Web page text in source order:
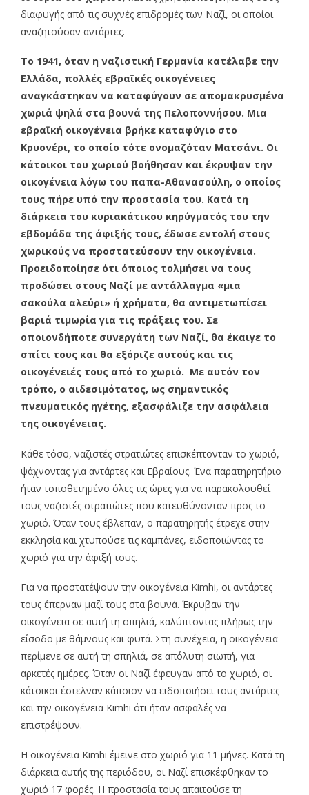
διαφυγής από τις συχνές επιδρομές των Ναζί, οι οποίοι
αναζητούσαν αντάρτες.
Το 1941, όταν η ναζιστική Γερμανία κατέλαβε την
Ελλάδα, πολλές εβραϊκές οικογένειες
αναγκάστηκαν να καταφύγουν σε απομακρυσμένα
χωριά ψηλά στα βουνά της Πελοποννήσου. Μια
εβραϊκή οικογένεια βρήκε καταφύγιο στο
Κρυονέρι, το οποίο τότε ονομαζόταν Ματσάνι. Οι
κάτοικοι του χωριού βοήθησαν και έκρυψαν την
οικογένεια λόγω του παπα-Αθανασούλη, ο οποίος
τους πήρε υπό την προστασία του. Κατά τη
διάρκεια του κυριακάτικου κηρύγματός του την
εβδομάδα της άφιξής τους, έδωσε εντολή στους
χωρικούς να προστατεύσουν την οικογένεια.
Προειδοποίησε ότι όποιος τολμήσει να τους
προδώσει στους Ναζί με αντάλλαγμα «μια
σακούλα αλεύρι» ή χρήματα, θα αντιμετωπίσει
βαριά τιμωρία για τις πράξεις του. Σε
οποιονδήποτε συνεργάτη των Ναζί, θα έκαιγε το
σπίτι τους και θα εξόριζε αυτούς και τις
οικογένειές τους από το χωριό. Με αυτόν τον
τρόπο, ο αιδεσιμότατος, ως σημαντικός
πνευματικός ηγέτης, εξασφάλιζε την ασφάλεια
της οικογένειας.
Κάθε τόσο, ναζιστές στρατιώτες επισκέπτονταν το χωριό,
ψάχνοντας για αντάρτες και Εβραίους. Ένα παρατηρητήριο
ήταν τοποθετημένο όλες τις ώρες για να παρακολουθεί
τους ναζιστές στρατιώτες που κατευθύνονταν προς το
χωριό. Όταν τους έβλεπαν, ο παρατηρητής έτρεχε στην
εκκλησία και χτυπούσε τις καμπάνες, ειδοποιώντας το
χωριό για την άφιξή τους.
Για να προστατέψουν την οικογένεια Kimhi, οι αντάρτες
τους έπερναν μαζί τους στα βουνά. Έκρυβαν την
οικογένεια σε αυτή τη σπηλιά, καλύπτοντας πλήρως την
είσοδο με θάμνους και φυτά. Στη συνέχεια, η οικογένεια
περίμενε σε αυτή τη σπηλιά, σε απόλυτη σιωπή, για
αρκετές ημέρες. Όταν οι Ναζί έφευγαν από το χωριό, οι
κάτοικοι έστελναν κάποιον να ειδοποιήσει τους αντάρτες
και την οικογένεια Kimhi ότι ήταν ασφαλές να
επιστρέψουν.
Η οικογένεια Kimhi έμεινε στο χωριό για 11 μήνες. Κατά τη
διάρκεια αυτής της περιόδου, οι Ναζί επισκέφθηκαν το
χωριό 17 φορές. Η προστασία τους απαιτούσε τη